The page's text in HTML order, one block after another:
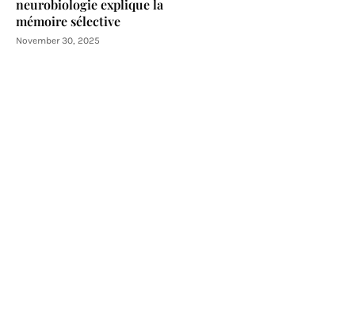
neurobiologie explique la
mémoire sélective
November 30, 2025